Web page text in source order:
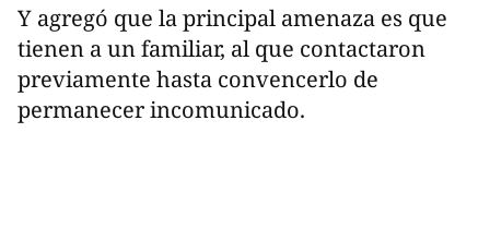
Y agregó que la principal amenaza es que
tienen a un familiar, al que contactaron
previamente hasta convencerlo de
permanecer incomunicado.